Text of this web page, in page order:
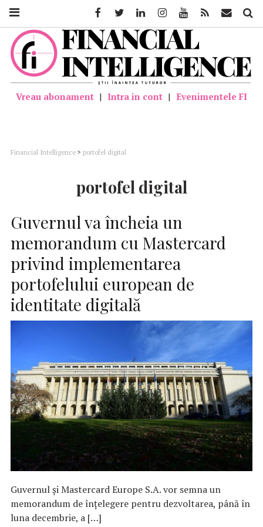
Vreau abonament | Intra in cont | Evenimentele FI
Financial Intelligence > portofel digital
portofel digital
Guvernul va încheia un
memorandum cu Mastercard
privind implementarea
portofelului european de
identitate digitală
Guvernul și Mastercard Europe S.A. vor semna un
memorandum de înțelegere pentru dezvoltarea, până în
luna decembrie, a […]
FacebookTwitter LinkedinInstagramYoutube Feed Mail